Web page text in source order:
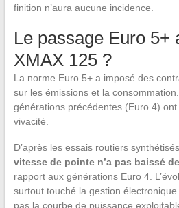
finition n’aura aucune incidence.
Le passage Euro 5+
XMAX 125 ?
La norme Euro 5+ a imposé des
sur les émissions et la
générations précédentes (Euro 4)
vivacité.
D’après les essais routiers
vitesse de pointe n’a pas baissé
rapport aux générations Euro 4.
surtout touché la gestion électronique
pas la courbe de puissance